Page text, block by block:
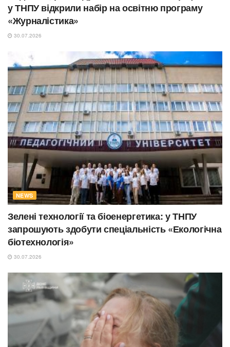
у ТНПУ відкрили набір на освітню програму
«Журналістика»
30.07.2026
NEWS
Зелені технології та біоенергетика: у ТНПУ
запрошують здобути спеціальність «Екологічна
біотехнологія»
30.07.2026